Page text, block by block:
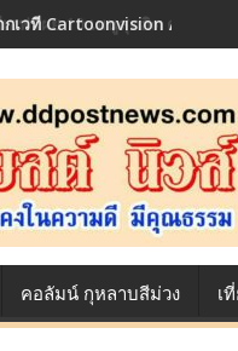
เวที Cartoonvision
ฟ เผย 10 เมนูสุดฮิต ตลอดเส้
คอลัมน์ กุหลาบสีม่วง เ